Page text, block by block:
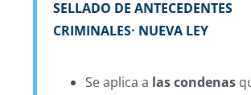
SELLADO DE ANTECEDENTES
CRIMINALES· NUEVA LEY
Se aplica a las condenas